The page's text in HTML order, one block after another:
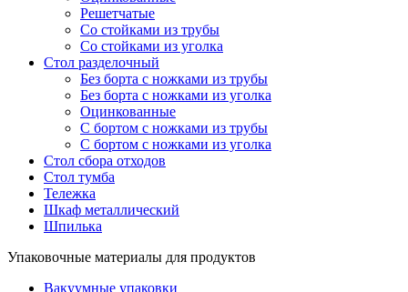
Решетчатые
Со стойками из трубы
Со стойками из уголка
Стол разделочный
Без борта с ножками из трубы
Без борта с ножками из уголка
Оцинкованные
С бортом с ножками из трубы
С бортом с ножками из уголка
Стол сбора отходов
Стол тумба
Тележка
Шкаф металлический
Шпилька
Упаковочные материалы для продуктов
Вакуумные упаковки